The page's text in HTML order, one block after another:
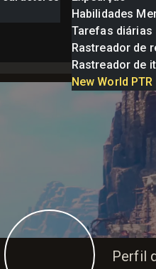
Habilidades
Tarefas diárias
Rastreador de
Rastreador de
New World PTR
Perfil